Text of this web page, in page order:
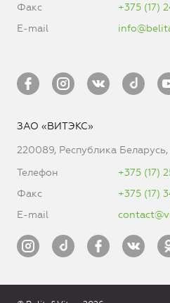
Факс
+375 (17)
E-mail
ЗАО «ВИТЭКС»
220089, Республика
Телефон
+375 (17)
Факс
+375 (17)
E-mail